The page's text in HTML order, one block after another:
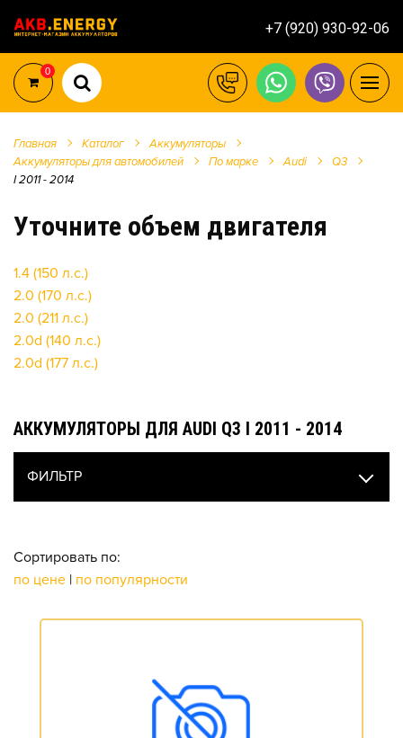
+7 (920) 930-92-06
0
Главная Каталог
Аккумуляторы
Аккумуляторы для автомобилей
По марке Audi
Q3
I 2011 - 2014
Уточните объем двигателя
1.4 (150 л.с.)
2.0 (170 л.с.)
2.0 (211 л.с.)
2.0d (140 л.с.)
2.0d (177 л.с.)
АККУМУЛЯТОРЫ ДЛЯ AUDI Q3 I 2011 - 2014
ФИЛЬТР
Сортировать по:
по цене | по популярности